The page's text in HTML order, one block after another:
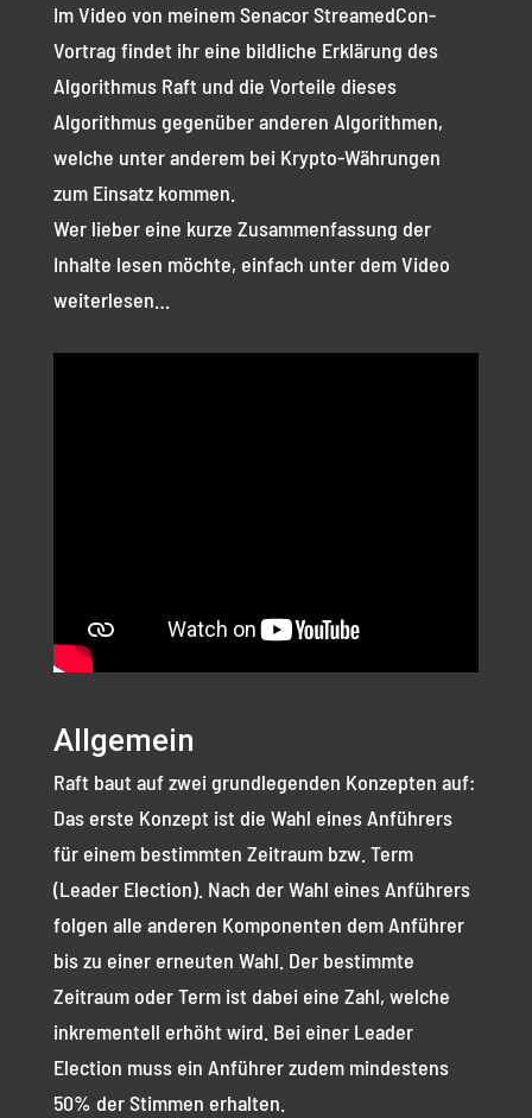
Im Video von meinem Senacor StreamedCon-
Vortrag findet ihr eine bildliche Erklärung des
Algorithmus Raft und die Vorteile dieses
Algorithmus gegenüber anderen Algorithmen,
welche unter anderem bei Krypto-Währungen
zum Einsatz kommen.
Wer lieber eine kurze Zusammenfassung der
Inhalte lesen möchte, einfach unter dem Video
weiterlesen…
Allgemein
Raft baut auf zwei grundlegenden Konzepten auf:
Das erste Konzept ist die Wahl eines Anführers
für einem bestimmten Zeitraum bzw. Term
(Leader Election). Nach der Wahl eines Anführers
folgen alle anderen Komponenten dem Anführer
bis zu einer erneuten Wahl. Der bestimmte
Zeitraum oder Term ist dabei eine Zahl, welche
inkrementell erhöht wird. Bei einer Leader
Election muss ein Anführer zudem mindestens
50% der Stimmen erhalten.